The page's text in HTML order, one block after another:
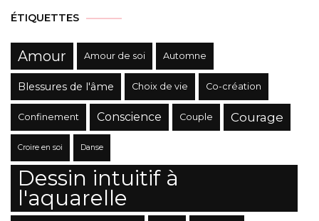
ÉTIQUETTES
Amour Amour de soi Automne
Blessures de l'âme Choix de vie Co-création
Confinement Conscience Couple Courage
Croire en soi Danse
Dessin intuitif à
l'aquarelle